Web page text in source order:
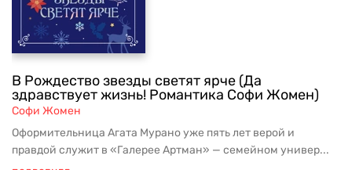
В Рождество звезды светят ярче (Да
здравствует жизнь! Романтика Софи Жомен)
Софи Жомен
Оформительница Агата Мурано уже пять лет верой и
правдой служит в «Галерее Артман» — семейном универ...